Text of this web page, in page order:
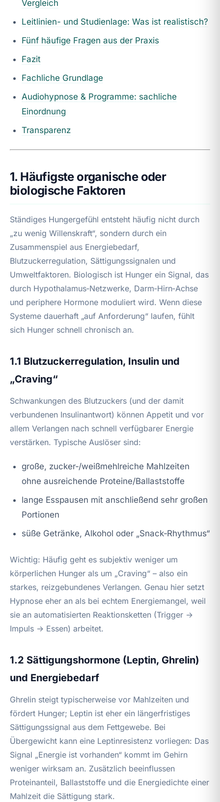
Vergleich
Leitlinien- und Studienlage: Was ist realistisch?
Fünf häufige Fragen aus der Praxis
Fazit
Fachliche Grundlage
Audiohypnose & Programme: sachliche
Einordnung
Transparenz
1. Häufigste organische oder
biologische Faktoren
Ständiges Hungergefühl entsteht häufig nicht durch
„zu wenig Willenskraft“, sondern durch ein
Zusammenspiel aus Energiebedarf,
Blutzuckerregulation, Sättigungssignalen und
Umweltfaktoren. Biologisch ist Hunger ein Signal, das
durch Hypothalamus‑Netzwerke, Darm‑Hirn‑Achse
und periphere Hormone moduliert wird. Wenn diese
Systeme dauerhaft „auf Anforderung“ laufen, fühlt
sich Hunger schnell chronisch an.
1.1 Blutzuckerregulation, Insulin und
„Craving“
Schwankungen des Blutzuckers (und der damit
verbundenen Insulinantwort) können Appetit und vor
allem Verlangen nach schnell verfügbarer Energie
verstärken. Typische Auslöser sind:
große, zucker‑/weißmehlreiche Mahlzeiten
ohne ausreichende Proteine/Ballaststoffe
lange Esspausen mit anschließend sehr großen
Portionen
süße Getränke, Alkohol oder „Snack‑Rhythmus“
Wichtig: Häufig geht es subjektiv weniger um
körperlichen Hunger als um „Craving“ – also ein
starkes, reizgebundenes Verlangen. Genau hier setzt
Hypnose eher an als bei echtem Energiemangel, weil
sie an automatisierten Reaktionsketten (Trigger →
Impuls → Essen) arbeitet.
1.2 Sättigungshormone (Leptin, Ghrelin)
und Energiebedarf
Ghrelin steigt typischerweise vor Mahlzeiten und
fördert Hunger; Leptin ist eher ein längerfristiges
Sättigungssignal aus dem Fettgewebe. Bei
Übergewicht kann eine Leptinresistenz vorliegen: Das
Signal „Energie ist vorhanden“ kommt im Gehirn
weniger wirksam an. Zusätzlich beeinflussen
Proteinanteil, Ballaststoffe und die Energiedichte einer
Mahlzeit die Sättigung stark.